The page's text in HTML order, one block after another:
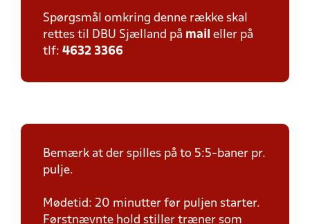
Spørgsmål omkring denne række skal
rettes til DBU Sjælland på mail eller på
tlf: 4632 3366
Bemærk at der spilles på to 5:5-baner pr.
pulje.
Mødetid: 20 minutter før puljen starter.
Førstnævnte hold stiller træner som